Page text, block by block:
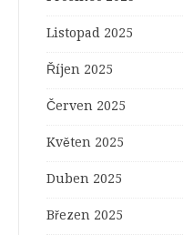
Listopad 2025
Říjen 2025
Červen 2025
Květen 2025
Duben 2025
Březen 2025